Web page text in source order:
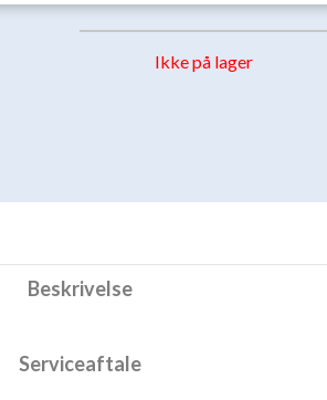
Ikke på lager
Beskrivelse
Serviceaftale